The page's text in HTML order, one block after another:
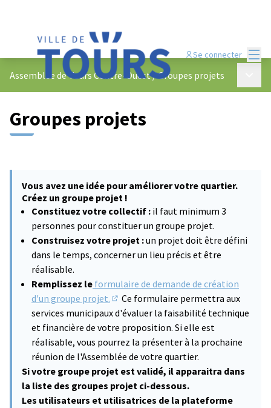
Se connecter
Assemblée de Tours Centre-Ouest/Groupes projets
Groupes projets
Vous avez une idée pour améliorer votre quartier.
Créez un groupe projet !
Constituez votre collectif : il faut minimum 3
personnes pour constituer un groupe projet.
Construisez votre projet :un projet doit être défini
dans le temps, concerner un lieu précis et être
réalisable.
Remplissez le formulaire de demande de création
d'un groupe projet.
(Lien externe)
Ce formulaire permettra aux
services municipaux d'évaluer la faisabilité technique
et financière de votre proposition. Si elle est
réalisable, vous pourrez la présenter à la prochaine
réunion de l'Assemblée de votre quartier.
Si votre groupe projet est validé, il apparaitra dans
la liste des groupes projet ci-dessous.
Les utilisateurs et utilisatrices de la plateforme